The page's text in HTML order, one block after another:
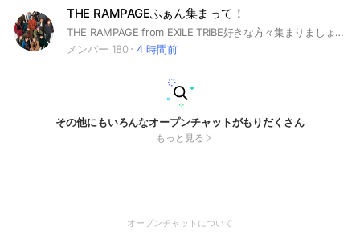
THE RAMPAGEふぁん集まって！
THE RAMPAGE from EXILE TRIBE好きな方々集まりましょー！
メンバー 180
4 時間前
その他にもいろんなオープンチャットがもりだくさん
もっと見る
オープンチャットについて